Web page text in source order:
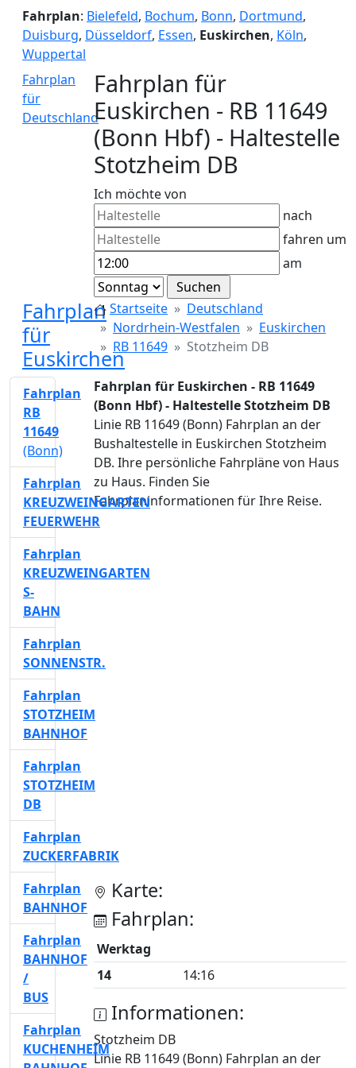
Fahrplan: Bielefeld, Bochum, Bonn, Dortmund,
Duisburg, Düsseldorf, Essen, Euskirchen, Köln,
Wuppertal
Fahrplan
für
Deutschland
Fahrplan für
Euskirchen - RB 11649
(Bonn Hbf) - Haltestelle
Stotzheim DB
Ich möchte von
nach
fahren um
am
Fahrplan
für
Euskirchen
Startseite
Deutschland
Nordrhein-Westfalen
Euskirchen
RB 11649
Stotzheim DB
Fahrplan für Euskirchen - RB 11649
(Bonn Hbf) - Haltestelle Stotzheim DB
Linie RB 11649 (Bonn) Fahrplan an der
Bushaltestelle in Euskirchen Stotzheim
DB. Ihre persönliche Fahrpläne von Haus
zu Haus. Finden Sie
Fahrplaninformationen für Ihre Reise.
Karte:
Fahrplan:
Werktag
14
14:16
Informationen:
Stotzheim DB
Linie RB 11649 (Bonn) Fahrplan an der
Fahrplan
RB
11649
(Bonn)
Fahrplan
KREUZWEINGARTEN
FEUERWEHR
Fahrplan
KREUZWEINGARTEN
S-
BAHN
Fahrplan
SONNENSTR.
Fahrplan
STOTZHEIM
BAHNHOF
Fahrplan
STOTZHEIM
DB
Fahrplan
ZUCKERFABRIK
Fahrplan
BAHNHOF
Fahrplan
BAHNHOF
/
BUS
Fahrplan
KUCHENHEIM